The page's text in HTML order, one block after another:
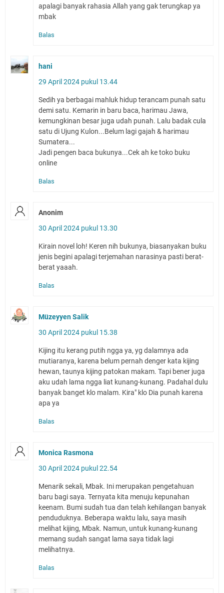
apalagi banyak rahasia Allah yang gak terungkap ya
mbak
Balas
hani
29 April 2024 pukul 13.44
Sedih ya berbagai mahluk hidup terancam punah satu
demi satu. Kemarin in baru baca, harimau Jawa,
kemungkinan besar juga udah punah. Lalu badak cula
satu di Ujung Kulon...Belum lagi gajah & harimau
Sumatera...
Jadi pengen baca bukunya...Cek ah ke toko buku
online
Balas
Anonim
30 April 2024 pukul 13.30
Kirain novel loh! Keren nih bukunya, biasanyakan buku
jenis begini apalagi terjemahan narasinya pasti berat-
berat yaaah.
Balas
Müzeyyen Salik
30 April 2024 pukul 15.38
Kijing itu kerang putih ngga ya, yg dalamnya ada
mutiaranya, karena belum pernah denger kata kijing
hewan, taunya kijing patokan makam. Tapi bener juga
aku udah lama ngga liat kunang-kunang. Padahal dulu
banyak banget klo malam. Kira" klo Dia punah karena
apa ya
Balas
Monica Rasmona
30 April 2024 pukul 22.54
Menarik sekali, Mbak. Ini merupakan pengetahuan
baru bagi saya. Ternyata kita menuju kepunahan
keenam. Bumi sudah tua dan telah kehilangan banyak
penduduknya. Beberapa waktu lalu, saya masih
melihat kijing, Mbak. Namun, untuk kunang-kunang
memang sudah sangat lama saya tidak lagi
melihatnya.
Balas